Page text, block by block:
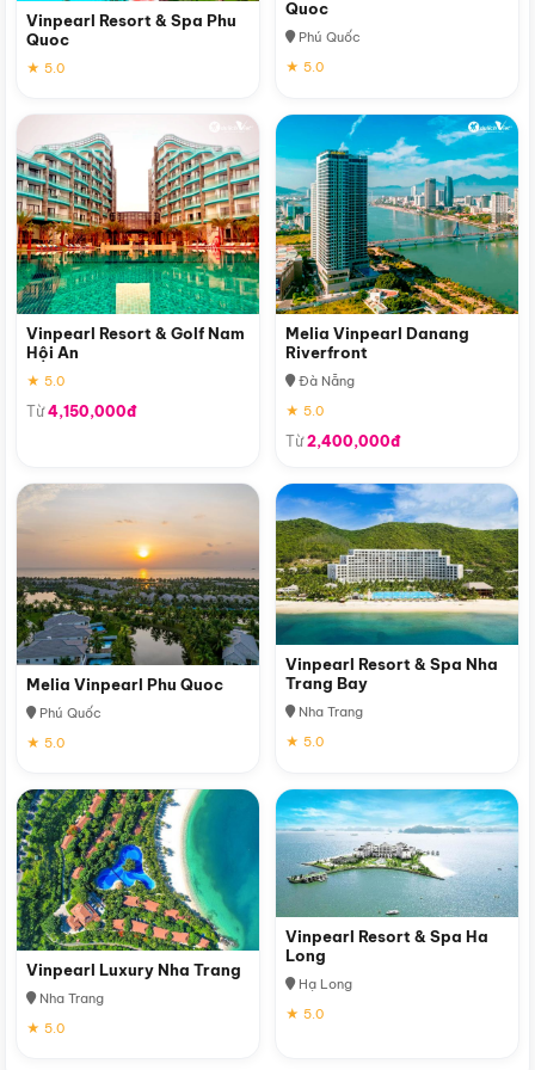
Vinpearl Resort & Spa Phu
Quoc
★ 5.0
Quoc
Phú Quốc
★ 5.0
Vinpearl Resort & Golf Nam
Hội An
★ 5.0
Từ4,150,000đ
Melia Vinpearl Danang
Riverfront
Đà Nẵng
★ 5.0
Từ2,400,000đ
Melia Vinpearl Phu Quoc
Phú Quốc
★ 5.0
Vinpearl Resort & Spa Nha
Trang Bay
Nha Trang
★ 5.0
Vinpearl Luxury Nha Trang
Nha Trang
★ 5.0
Vinpearl Resort & Spa Ha
Long
Hạ Long
★ 5.0